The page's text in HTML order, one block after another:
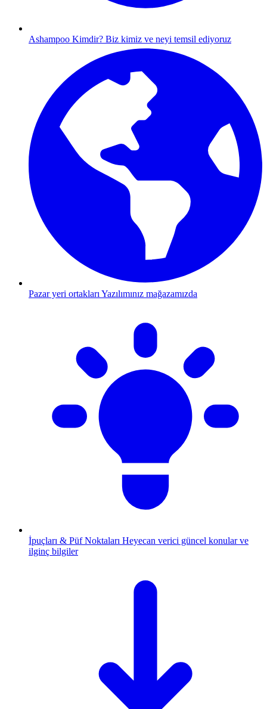
Ashampoo Kimdir? Biz kimiz ve neyi temsil ediyoruz
Pazar yeri ortakları Yazılımınız mağazamızda
İpuçları & Püf Noktaları Heyecan verici güncel konular ve
ilginç bilgiler